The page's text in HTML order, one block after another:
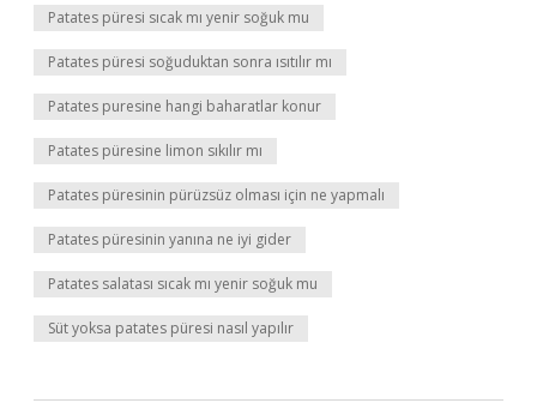
Patates püresi sıcak mı yenir soğuk mu
Patates püresi soğuduktan sonra ısıtılır mı
Patates puresine hangi baharatlar konur
Patates püresine limon sıkılır mı
Patates püresinin pürüzsüz olması için ne yapmalı
Patates püresinin yanına ne iyi gider
Patates salatası sıcak mı yenir soğuk mu
Süt yoksa patates püresi nasıl yapılır